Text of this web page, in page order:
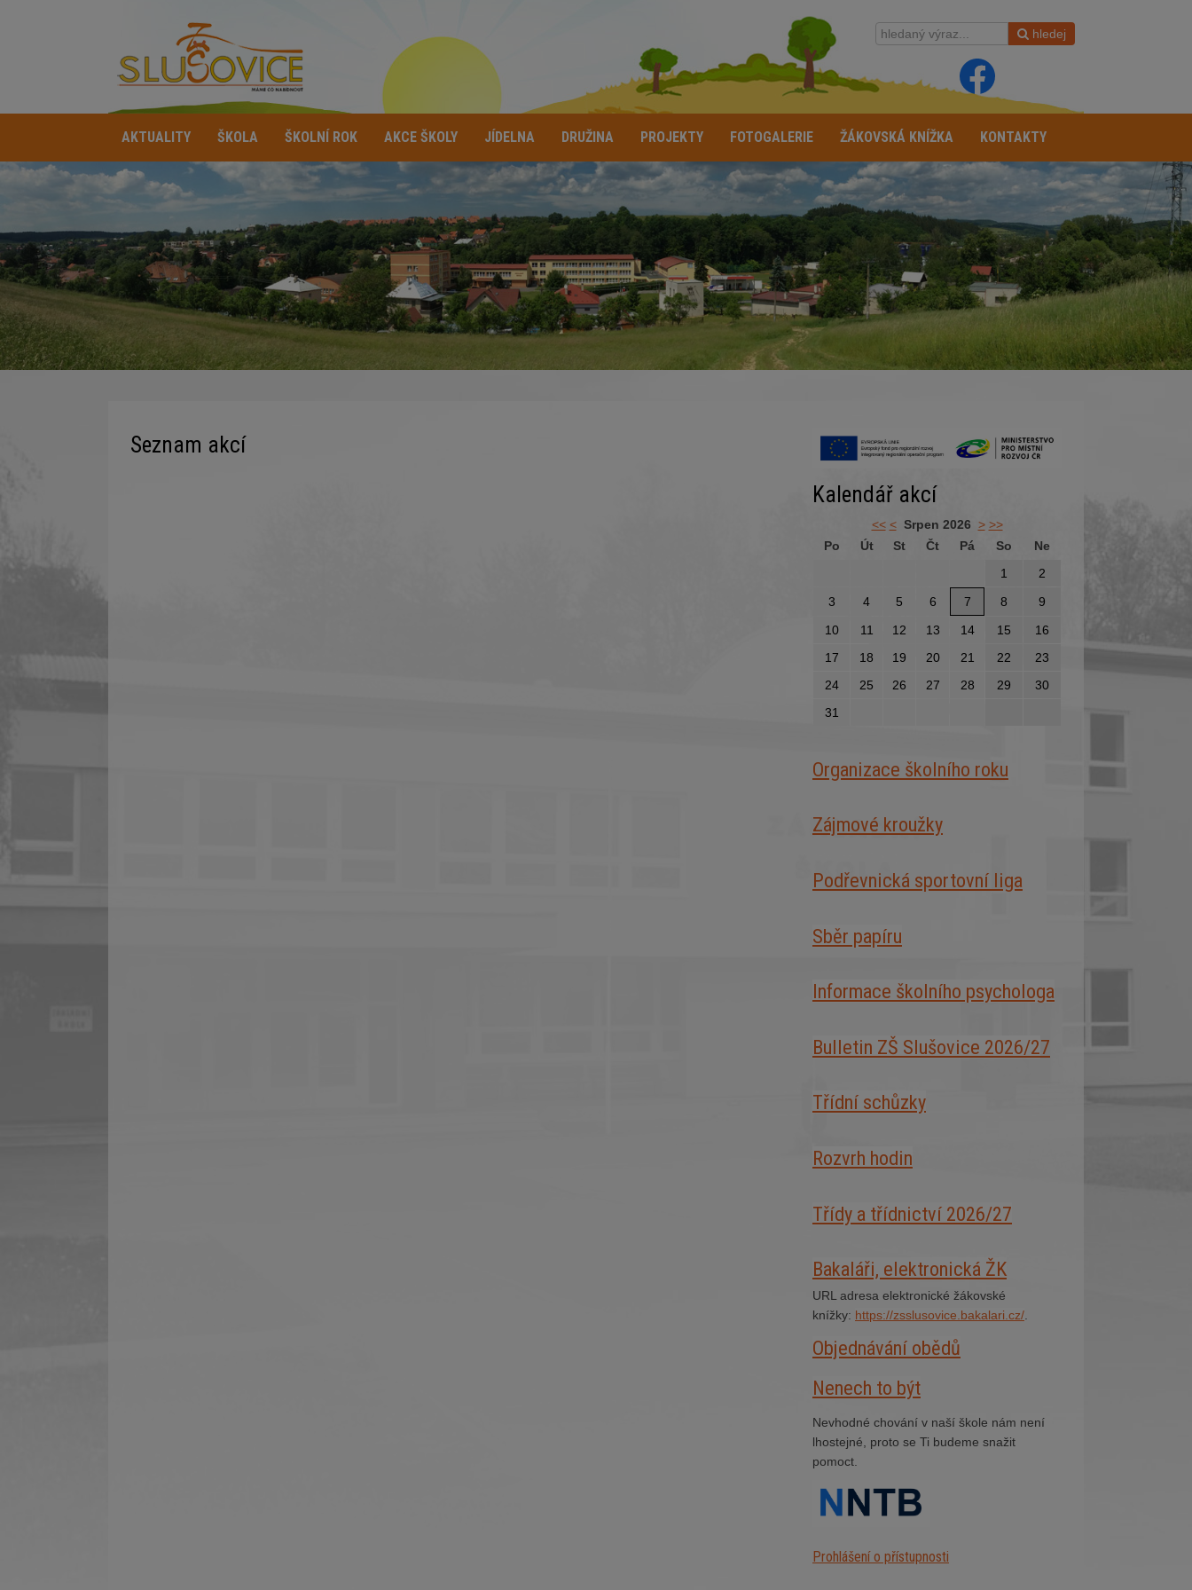
hledej
AKTUALITY ŠKOLA ŠKOLNÍ ROK AKCE ŠKOLY JÍDELNA DRUŽINA PROJEKTY FOTOGALERIE ŽÁKOVSKÁ KNÍŽKA KONTAKTY
Seznam akcí
Kalendář akcí
<< < Srpen 2026 > >>
Po
Út St Čt Pá So
Ne
1
2
3
4 5 6 7 8
9
10
11 12 13 14 15
16
17
18 19 20 21 22
23
24
25 26 27 28 29
30
31
Organizace školního roku
Zájmové kroužky
Podřevnická sportovní liga
Sběr papíru
Informace školního psychologa
Bulletin ZŠ Slušovice 2026/27
Třídní schůzky
Rozvrh hodin
Třídy a třídnictví 2026/27
Bakaláři, elektronická ŽK
URL adresa elektronické žákovské
knížky: https://zsslusovice.bakalari.cz/
Objednávání obědů
Nenech to být
Nevhodné chování v naší škole nám není
lhostejné, proto se Ti budeme snažit
pomoct.
Prohlášení o přístupnosti